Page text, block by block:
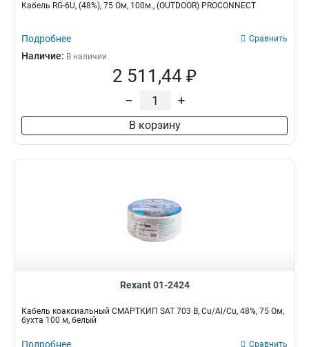
Кабель RG-6U, (48%), 75 Ом, 100м., (OUTDOOR) PROCONNECT
Подробнее Сравнить
Наличие: В наличии
2 511,44 ₽
– +
В корзину
Rexant 01-2424
Кабель коаксиальный СМАРТКИП SAT 703 B, Cu/Al/Cu, 48%, 75 Ом,
бухта 100 м, белый
Подробнее Сравнить